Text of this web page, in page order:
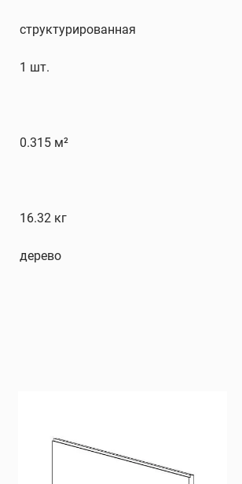
структурированная
1 шт.
0.315 м²
16.32 кг
дерево